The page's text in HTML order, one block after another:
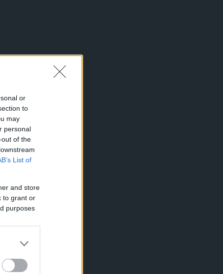
or
to
may
personal
of the
List of
and store
to grant or
purposes